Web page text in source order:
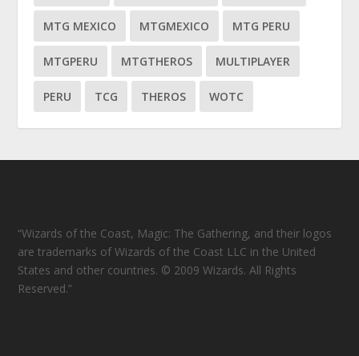
MTG MEXICO MTGMEXICO MTG PERU
MTGPERU MTGTHEROS MULTIPLAYER
PERU TCG THEROS WOTC
“Wizards of the Coast, Magic: The Gathering, and their logos
are trademarks of Wizards of the Coast LLC in the United
States and other countries. © 2009 Wizards. All Rights
Reserved.”